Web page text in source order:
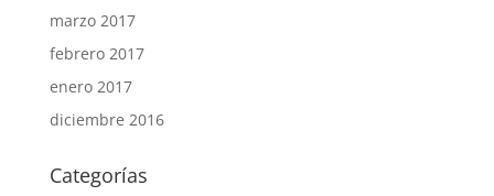
marzo 2017
febrero 2017
enero 2017
diciembre 2016
Categorías